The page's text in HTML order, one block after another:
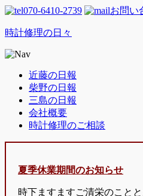
070-6410-2739 お問い
時計修理の日々
近藤の日報
柴野の日報
三島の日報
会社概要
時計修理のご相談
夏季休業期間のお知らせ
時下ますますご清栄のこと